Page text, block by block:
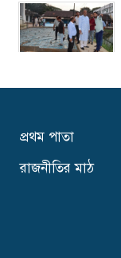
প্রথম পাতা
রাজনীতির মাঠ